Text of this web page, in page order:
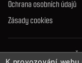
Ochrana osobních údajů
Zásady cookies